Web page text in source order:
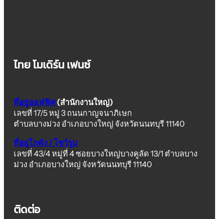
ไทย โมเดิร์น เฟนซ์
ที่อยู่ออฟฟิศ(สำนักงานใหญ่)
เลขที่ 17/5 หมู่ 3 ถนนกาญจนาภิเษก
ตำบลบางม่วง อำเภอบางใหญ่ จังหวัดนนทบุรี 11140
ที่อยู่โกดัง / โชว์รูม
เลขที่ 43/4 หมู่ที่ 4 ซอยบางใหญ่บางคูลัด 13/1 ตำบลบาง
ม่วง อำเภอบางใหญ่ จังหวัดนนทบุรี 11140
ติดต่อ